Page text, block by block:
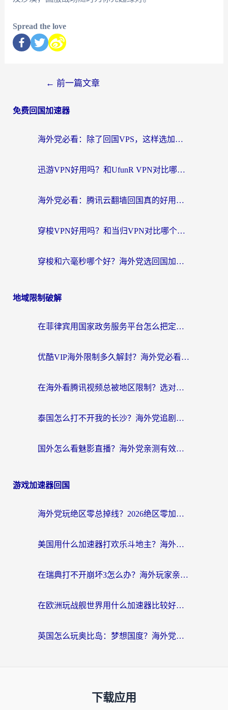
Spread the love
← 前一篇文章
免费回国加速器
海外党必看：除了回国VPS，这样选加速器也能无缝刷国内资源？
迅游VPN好用吗？和UfunR VPN对比哪个回国效果更好？海外党亲测避坑指南
海外党必看：腾讯云翻墙回国真的好用吗？+ 3步选对回国加速器指南
穿梭VPN好用吗？和当归VPN对比哪个回国效果更好？海外党亲测实用指南
穿梭和六毫秒哪个好？海外党选回国加速器的避坑指南，附番茄加速器实测
地域限制破解
在菲律宾用国家政务服务平台怎么把定位修改到中国国内？3步解决+海外看剧听歌全攻略
优酷VIP海外限制多久解封？海外党必看的跨区难题一站式解决指南
在海外看腾讯视频总被地区限制？选对回国加速器，还能解决泰国政务网和蜻蜓FM卡顿问题
泰国怎么打不开我的长沙？海外党追剧看片的破局指南
国外怎么看魅影直播？海外党亲测有效的回国加速指南（附听歌、看央视VIP技巧）
游戏加速器回国
海外党玩绝区零总掉线？2026绝区零加速器推荐+跨平台国服游戏加速攻略
美国用什么加速器打欢乐斗地主？海外党亲测有效的国服游戏加速指南
在瑞典打不开崩坏3怎么办？海外玩家亲测有效的国服游戏加速指南
在欧洲玩战舰世界用什么加速器比较好用？老玩家亲测有效的低延迟方案
英国怎么玩奥比岛：梦想国度？海外党不卡攻略+加速器选择秘籍
下载应用